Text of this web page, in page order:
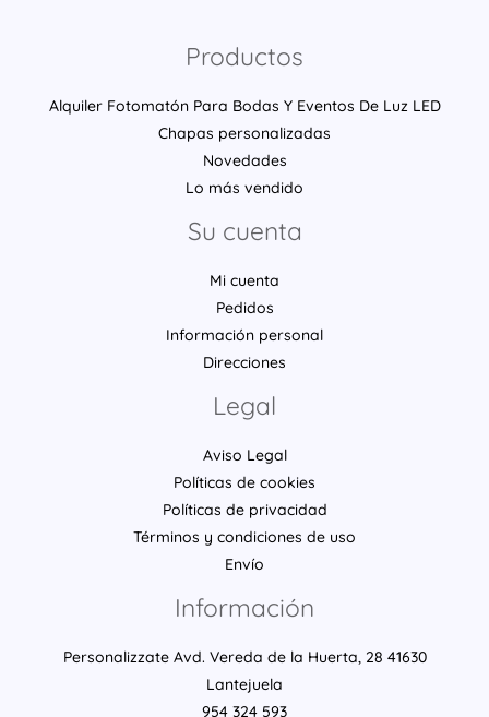
Productos
Alquiler Fotomatón Para Bodas Y Eventos De Luz LED
Chapas personalizadas
Novedades
Lo más vendido
Su cuenta
Mi cuenta
Pedidos
Información personal
Direcciones
Legal
Aviso Legal
Políticas de cookies
Políticas de privacidad
Términos y condiciones de uso
Envío
Información
Personalizzate Avd. Vereda de la Huerta, 28 41630
Lantejuela
954 324 593